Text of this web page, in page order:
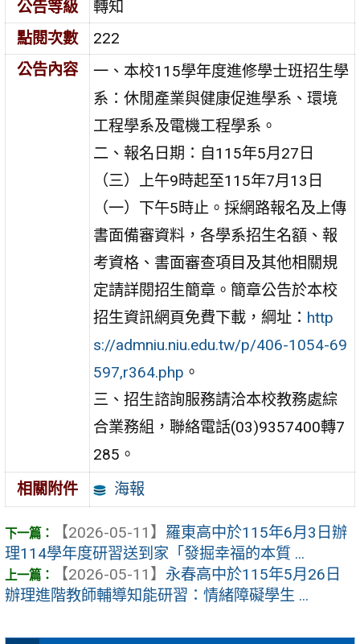
公告等級
轉知
點閱次數
222
公告內容
一、本校115學年度進修學士班招生學
系：休閒產業與健康促進學系、環境
工程學系及電機工程學系。
二、報名日期：自115年5月27日
（三）上午9時起至115年7月13日
（一）下午5時止。採網路報名及上傳
書面備審資料，各學系招生名額、報
考資格、書面審查項目及其他相關規
定請詳閱招生簡章。簡章公告於本校
招生資訊網頁免費下載，綱址： http
s://admniu.niu.edu.tw/p/406-1054-69
597,r364.php 。
三、招生諮詢服務請洽本校教務處綜
合業務組，聯絡電話(03)9357400轉7
285。
相關附件
海報
【2026-05-11】 羅東高中於115年6月3日辦
理114學年度研習送到家「發掘幸福的本質 ...
【2026-05-11】 永春高中於115年5月26日
辦理進階教師輔導知能研習：情緒障礙學生 ...